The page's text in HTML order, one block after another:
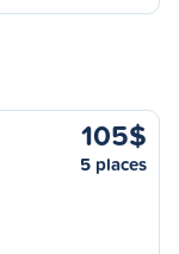
105$
5 places